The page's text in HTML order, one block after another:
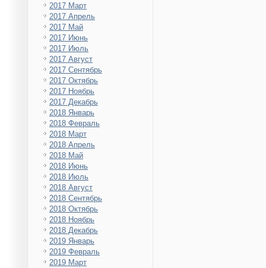
2017 Март
2017 Апрель
2017 Май
2017 Июнь
2017 Июль
2017 Август
2017 Сентябрь
2017 Октябрь
2017 Ноябрь
2017 Декабрь
2018 Январь
2018 Февраль
2018 Март
2018 Апрель
2018 Май
2018 Июнь
2018 Июль
2018 Август
2018 Сентябрь
2018 Октябрь
2018 Ноябрь
2018 Декабрь
2019 Январь
2019 Февраль
2019 Март